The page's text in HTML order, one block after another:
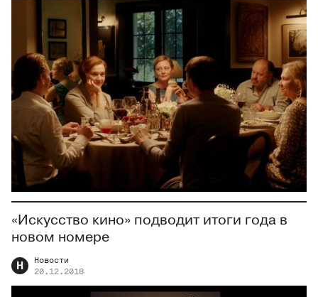
«Искусство кино» подводит итоги года в
новом номере
Н
Новости
20.12.2018